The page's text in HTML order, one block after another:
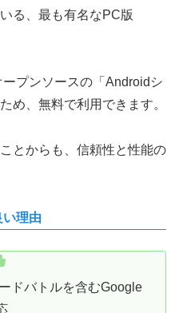
る、最も有名なPC版
プンソースの「Androidシ
め、無料で利用できます。
とからも、信頼性と性能の
理由
ドバトルを含むGoogle